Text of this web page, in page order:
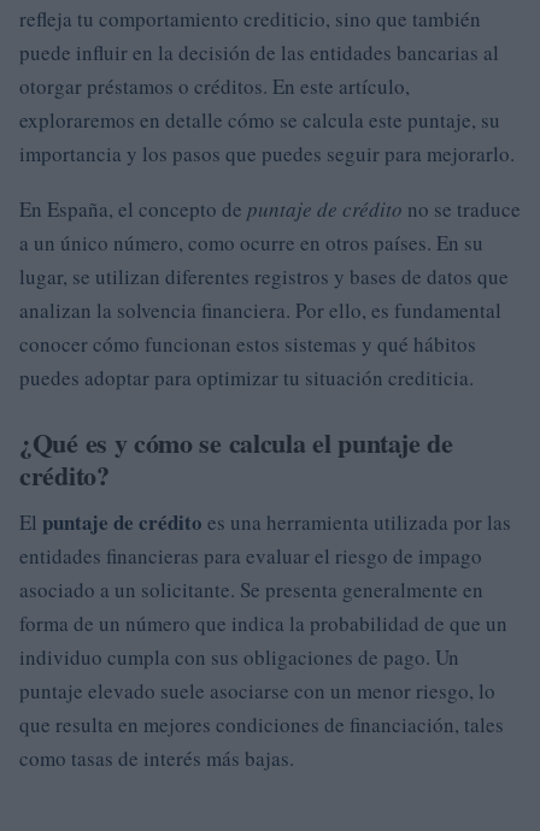
refleja tu comportamiento crediticio, sino que también
puede influir en la decisión de las entidades bancarias al
otorgar préstamos o créditos. En este artículo,
exploraremos en detalle cómo se calcula este puntaje, su
importancia y los pasos que puedes seguir para mejorarlo.
En España, el concepto de puntaje de crédito no se traduce
a un único número, como ocurre en otros países. En su
lugar, se utilizan diferentes registros y bases de datos que
analizan la solvencia financiera. Por ello, es fundamental
conocer cómo funcionan estos sistemas y qué hábitos
puedes adoptar para optimizar tu situación crediticia.
¿Qué es y cómo se calcula el puntaje de
crédito?
El puntaje de crédito es una herramienta utilizada por las
entidades financieras para evaluar el riesgo de impago
asociado a un solicitante. Se presenta generalmente en
forma de un número que indica la probabilidad de que un
individuo cumpla con sus obligaciones de pago. Un
puntaje elevado suele asociarse con un menor riesgo, lo
que resulta en mejores condiciones de financiación, tales
como tasas de interés más bajas.